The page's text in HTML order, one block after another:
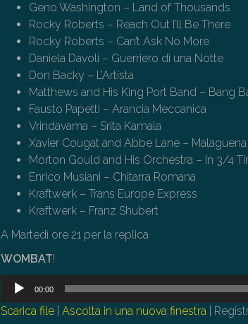
Geno Washington – Land of Thousands
Rocky Roberts – Reach Out I’ll Be There
Rocky Roberts – Can’t Ask No More
Daniela Davoli – Guerriero di una Notte
Don Backy – L’Artista
Matthews and His King Port Band – Bang
Fausto Papetti – Arancia Meccanica
Vrindavama – Srita Kamala
Xavier Cougat and Abbe Lane – Malaguena
Morton Gould and His Orchestra – In 3/4
Enrico Musiani – Chitarra Romana
Kraftwerk – Trans Europe Express
Kraftwerk – Franz Shubert
A Martedì ore 21 per la replica
WOMBAT!
Audio
00:00
Scarica file |Ascolta in una nuova finestra